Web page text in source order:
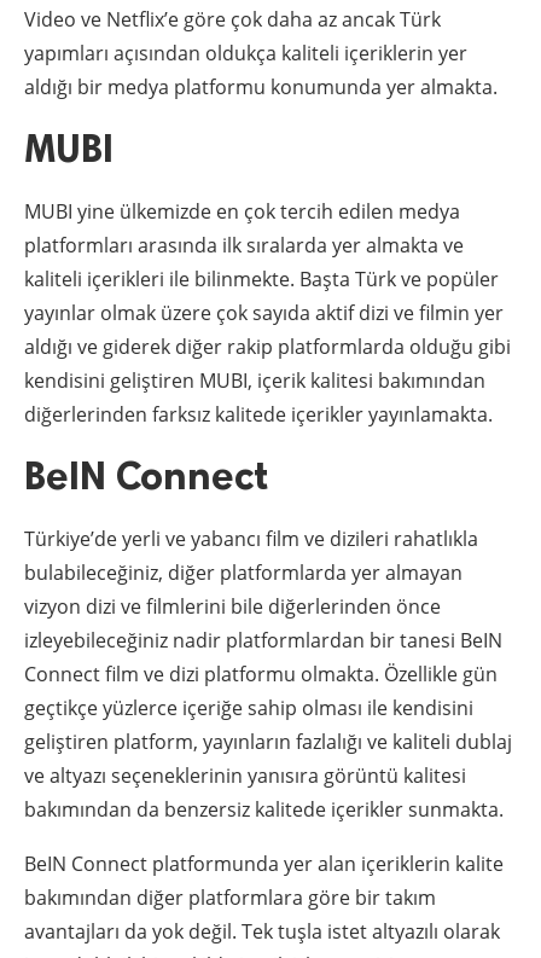
Video ve Netflix’e göre çok daha az ancak Türk
yapımları açısından oldukça kaliteli içeriklerin yer
aldığı bir medya platformu konumunda yer almakta.
MUBI
MUBI yine ülkemizde en çok tercih edilen medya
platformları arasında ilk sıralarda yer almakta ve
kaliteli içerikleri ile bilinmekte. Başta Türk ve popüler
yayınlar olmak üzere çok sayıda aktif dizi ve filmin yer
aldığı ve giderek diğer rakip platformlarda olduğu gibi
kendisini geliştiren MUBI, içerik kalitesi bakımından
diğerlerinden farksız kalitede içerikler yayınlamakta.
BeIN Connect
Türkiye’de yerli ve yabancı film ve dizileri rahatlıkla
bulabileceğiniz, diğer platformlarda yer almayan
vizyon dizi ve filmlerini bile diğerlerinden önce
izleyebileceğiniz nadir platformlardan bir tanesi BeIN
Connect film ve dizi platformu olmakta. Özellikle gün
geçtikçe yüzlerce içeriğe sahip olması ile kendisini
geliştiren platform, yayınların fazlalığı ve kaliteli dublaj
ve altyazı seçeneklerinin yanısıra görüntü kalitesi
bakımından da benzersiz kalitede içerikler sunmakta.
BeIN Connect platformunda yer alan içeriklerin kalite
bakımından diğer platformlara göre bir takım
avantajları da yok değil. Tek tuşla istet altyazılı olarak